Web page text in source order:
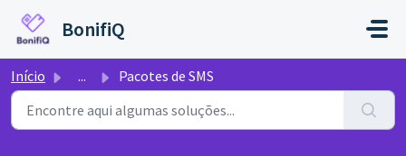
BonifiQ
Início ... Pacotes de SMS